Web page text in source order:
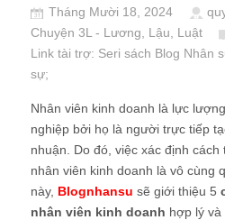
Tháng Mười 18, 2024
Chuyện 3L - Lương, Lậu, Luật
Link tài trợ: Seri sách Blog Nhân
sự;
Nhân viên kinh doanh là lực
nghiệp bởi họ là người trực tiếp
nhuận. Do đó, việc xác định
nhân viên kinh doanh là vô cùng
này, Blognhansu sẽ giới thiệu 5
nhân viên kinh doanh hợp lý và